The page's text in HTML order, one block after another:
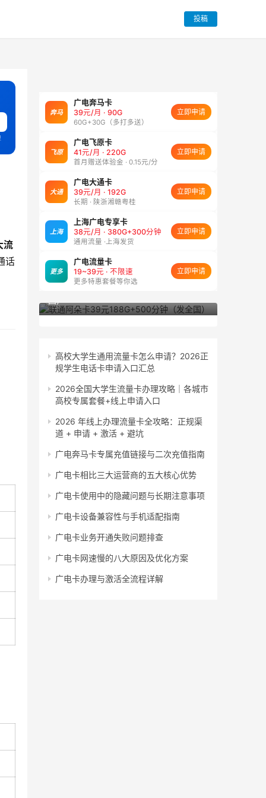
投稿
流
话
奔马
广电奔马卡
39元/月 · 90G
60G+30G（多打多送）
立即申请
飞原
广电飞原卡
41元/月 · 220G
首月赠送体验金 · 0.15元/分
立即申请
大通
广电大通卡
39元/月 · 192G
长期 · 陕浙湘赣粤桂
立即申请
上海
上海广电专享卡
38元/月 · 380G+300分钟
通用流量 ·上海发货
立即申请
更多
广电流量卡
19~39元 · 不限速
更多特惠套餐等你选
立即申请
高校大学生通用流量卡怎么申请？2026正
规学生电话卡申请入口汇总
2026全国大学生流量卡办理攻略｜各城市
高校专属套餐+线上申请入口
2026 年线上办理流量卡全攻略：正规渠
道 + 申请 + 激活 + 避坑
广电奔马卡专属充值链接与二次充值指南
广电卡相比三大运营商的五大核心优势
广电卡使用中的隐藏问题与长期注意事项
广电卡设备兼容性与手机适配指南
广电卡业务开通失败问题排查
广电卡网速慢的八大原因及优化方案
广电卡办理与激活全流程详解